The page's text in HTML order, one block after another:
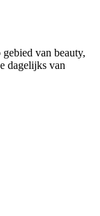
van beauty,
dagelijks van